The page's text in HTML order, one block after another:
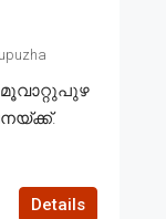
Details